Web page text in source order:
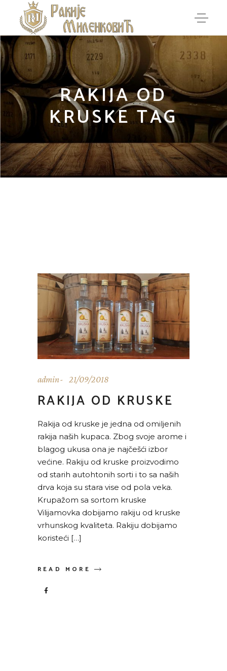
RAKIJA OD
KRUSKE TAG
admin 21/09/2018
RAKIJA OD KRUSKE
Rakija od kruske je jedna od omiljenih
rakija naših kupaca. Zbog svoje arome i
blagog ukusa ona je najčešći izbor
većine. Rakiju od kruske proizvodimo
od starih autohtonih sorti i to sa naših
drva koja su stara vise od pola veka.
Krupažom sa sortom kruske
Vilijamovka dobijamo rakiju od kruske
vrhunskog kvaliteta. Rakiju dobijamo
koristeći […]
READ MORE